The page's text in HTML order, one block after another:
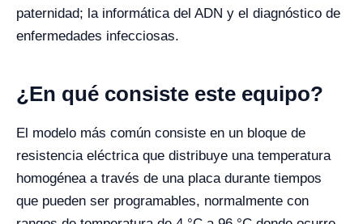
paternidad; la informática del ADN y el diagnóstico de
enfermedades infecciosas.
¿En qué consiste este equipo?
El modelo más común consiste en un bloque de
resistencia eléctrica que distribuye una temperatura
homogénea a través de una placa durante tiempos
que pueden ser programables, normalmente con